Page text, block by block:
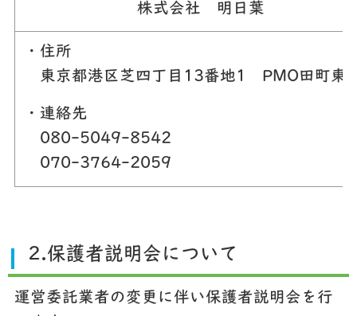
株式会社 明日葉
・住所
東京都港区芝四丁目13番地1 PMO田町東
・連絡先
080-5049-8542
070-3764-2059
2.保護者説明会について
運営委託業者の変更に伴い保護者説明会を行